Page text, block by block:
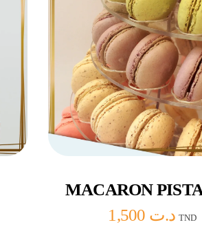
MACARON
د.ت TND
Ajouter au panier